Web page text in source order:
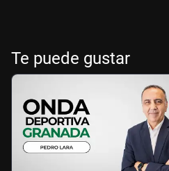
Te puede gustar